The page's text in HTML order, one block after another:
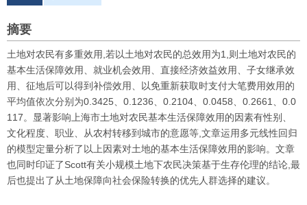
摘要
土地对农民有多重效用,若以土地对农民的总效用为1,则土地对农民的
基本生活保障效用、就业机会效用、直接经济效益效用、子女继承效
用、征地后可以得到补偿效用、以免重新获取时支付大笔费用效用的
平均值依次分别为0.3425、0.1236、0.2104、0.0458、0.2661、0.0
117。显著影响上海市土地对农民基本生活保障效用的因素有性别、
文化程度、职业、从农村转移到城市的意愿等,文章运用多元线性回归
的模型定量分析了以上因素对土地的基本生活保障效用的影响。文章
也同时印证了Scott有关小规模土地下农民决策基于生存伦理的结论,最
后也提出了从土地保障向社会保险转换的优先人群选择的建议。